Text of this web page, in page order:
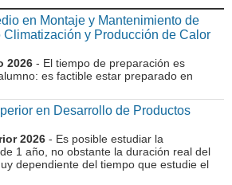
en Montaje y Mantenimiento de
Climatización y Producción de Calor
2026 - El tiempo de preparación es
es factible estar preparado en
en Desarrollo de Productos
2026 - Es posible estudiar la
1 año, no obstante la duración real del
dependiente del tiempo que estudie el